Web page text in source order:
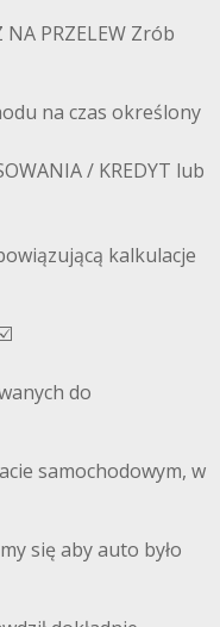
NA PRZELEW Zrób
na czas określony
/ KREDYT lub
kalkulacje
do
samochodowym, w
się aby auto było